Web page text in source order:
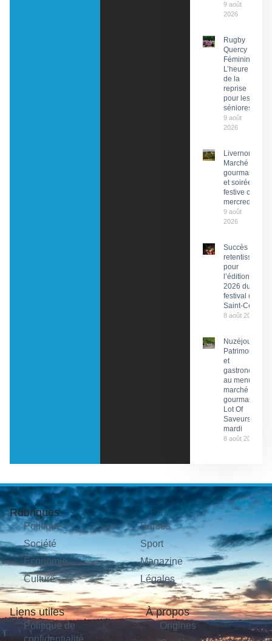
9 août
2026
Rugby
Quercy
Féminin :
L’heure
de la
reprise
pour les
séniores
9 août
2026
Livernon :
Marché
gourmand
et soirée
festive ce
mercredi
9 août
2026
Succès
retentissant
pour
l’édition
2026 du
festival de
Saint-Céré
8 août 2026
Nuzéjouls :
Patrimoine
et
gastronomie
au menu du
marché
gourmand
Lot Of
Saveurs ce
mardi
8 août 2026
Rubriques
Politique
Société
Économie
Culture
Sorties
Sport
Magazine
Légales
Liens utiles
Politique de
À propos
Origines